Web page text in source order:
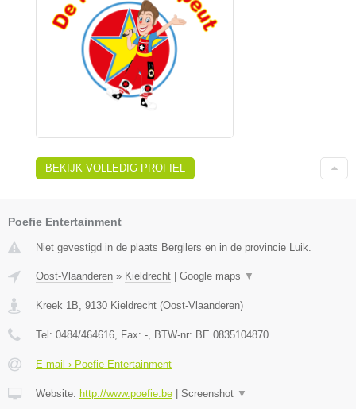
BEKIJK VOLLEDIG PROFIEL
Poefie Entertainment
Niet gevestigd in de plaats Bergilers en in de provincie Luik.
Oost-Vlaanderen » Kieldrecht | Google maps ▼
Kreek 1B 9130 Kieldrecht (Oost-Vlaanderen)
Tel: 0484/464616 , Fax: - , BTW-nr: BE 0835104870
E-mail › Poefie Entertainment
Website: http://www.poefie.be | Screenshot ▼